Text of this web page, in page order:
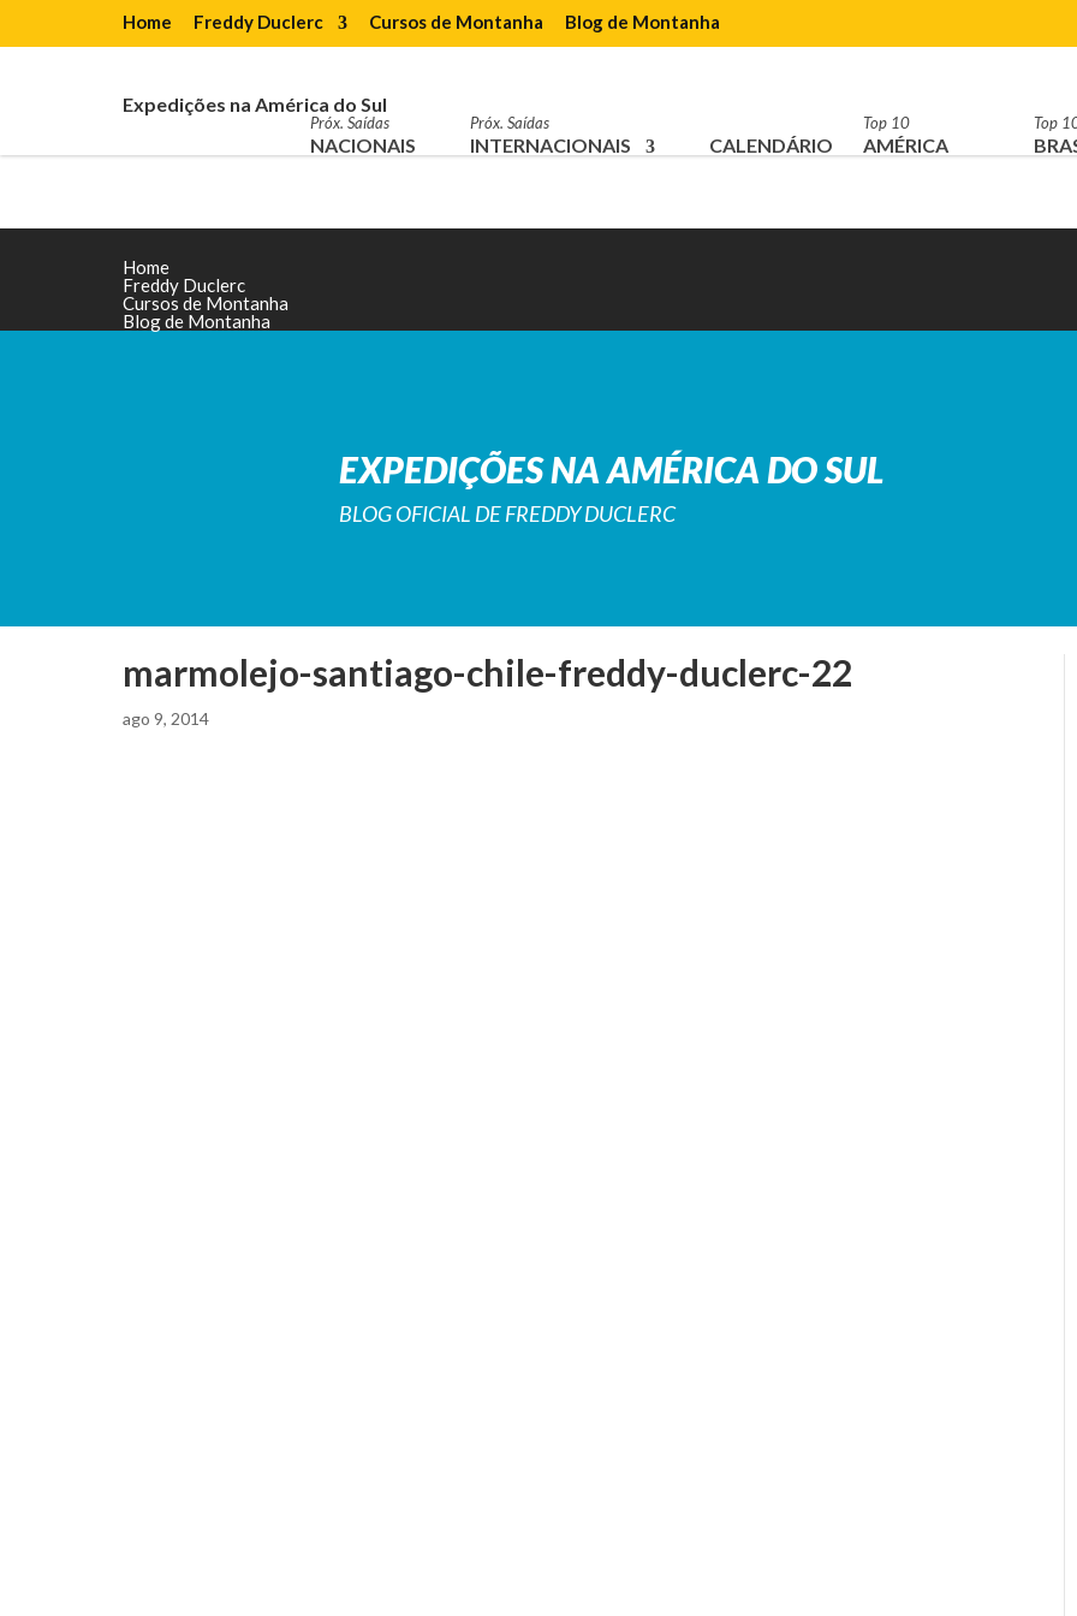
Home Freddy Duclerc Cursos de Montanha Blog de Montanha
Expedições na América do Sul
Próx. Saídas
NACIONAIS
Próx. Saídas
INTERNACIONAIS CALENDÁRIO
Top 10
AMÉRICA
Top
Home
Freddy Duclerc
Cursos de Montanha
Blog de Montanha
EXPEDIÇÕES NA AMÉRICA DO SUL
BLOG OFICIAL DE FREDDY DUCLERC
marmolejo-santiago-chile-freddy-duclerc-22
ago 9, 2014